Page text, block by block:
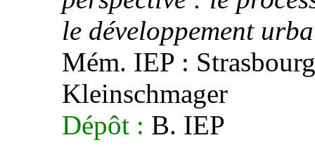
le développement
Mém. IEP :
Kleinschmager
Dépôt : B. IEP